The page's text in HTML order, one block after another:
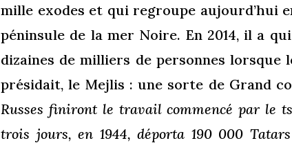
mille exodes et qui regroupe aujourd’hui
péninsule de la mer Noire. En 2014, il a
dizaines de milliers de personnes lorsque
présidait, le Mejlis : une sorte de Grand
Russes finiront le travail commencé par le
trois jours, en 1944, déporta 190 000